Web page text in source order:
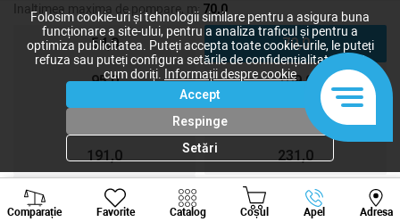
Inaltimea maxima de pompare, m: 70,0
54,0 70,0
95,0 109,0
164,0
191,0 231,0
272,0
Comparație Favorite Catalog Coșul Apel Adresa
Viber Whatsapp
Folosim cookie-uri și tehnologii similare pentru a asigura buna
funcționare a site-ului, pentru a analiza traficul și pentru a
optimiza publicitatea. Puteți accepta toate cookie-urile, le puteți
refuza sau puteți configura setările de confidențialitate după
cum doriți.
Informații despre cookie
Accept
Respinge
Setări